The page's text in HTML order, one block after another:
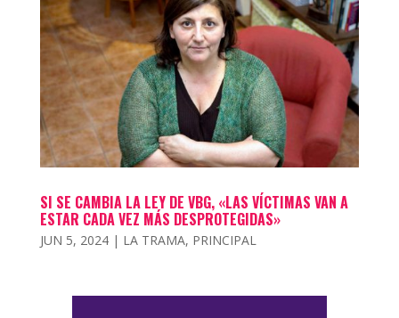
SI SE CAMBIA LA LEY DE VBG, «LAS VÍCTIMAS VAN A
ESTAR CADA VEZ MÁS DESPROTEGIDAS»
JUN 5, 2024| LA TRAMA, PRINCIPAL